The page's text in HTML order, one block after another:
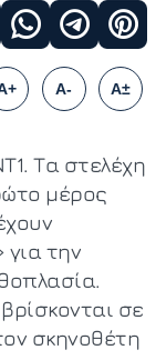
A- A±
Τα στελέχη
μέρος
για την
σε
σκηνοθέτη